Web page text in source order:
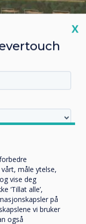
måle ytelse,
vise deg
‘Tillat alle’,
på
vi bruker
også
X